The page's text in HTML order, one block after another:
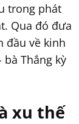
trong phát
Qua đó đưa
đầu về kinh
Thắng kỳ
xu thế